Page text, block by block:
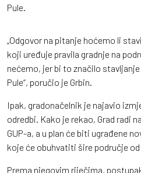
Pule.
„Odgovor na pitanje hoćemo li
koji uređuje pravila gradnje na
nećemo, jer bi to značilo stavljanje
Pule“, poručio je Grbin.
Ipak, gradonačelnik je najavio
odredbi. Kako je rekao, Grad radi
GUP-a, a u plan će biti ugrađene
koje će obuhvatiti šire područje
Prema njegovim riječima,